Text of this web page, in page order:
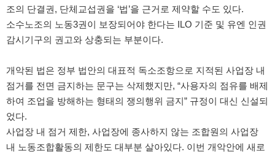
조의 단결권, 단체교섭권을 ‘법’을 근거로 제약할 수도 있다.
소수노조의 노동3권이 보장되어야 한다는 ILO 기준 및 유엔 인권
감시기구의 권고와 상충되는 부분이다.
개악된 법은 정부 법안의 대표적 독소조항으로 지적된 사업장 내
점거를 전면 금지하는 문구는 삭제했지만, “사용자의 점유를 배제
하여 조업을 방해하는 형태의 쟁의행위 금지” 규정이 대신 신설되
었다.
사업장 내 점거 제한, 사업장에 종사하지 않는 조합원의 사업장
내 노동조합활동의 제한도 대부분 살아있다. 이번 개악안에 새로